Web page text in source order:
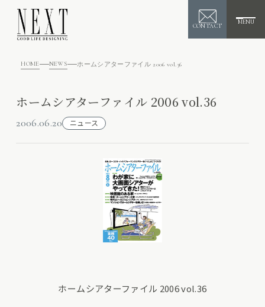
CONTACT
MENU
HOME NEWS ホームシアターファイル 2006 vol.36
ホームシアターファイル 2006 vol.36
2006.06.20 ニュース
ホームシアターファイル 2006 vol.36